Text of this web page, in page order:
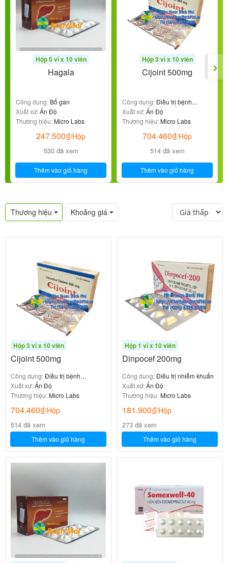
Hộp 5 vỉ x 10 viên
Hagala
Công dụng: Bổ gan
Xuất xứ:Ấn Độ
Thương hiệu:Micro Labs
247.500₫/Hộp
530 đã xem
Thêm vào giỏ hàng
Hộp 3 vỉ x 10 viên
Cijoint 500mg
Công dụng:Điều trị bệnh
Alzheimer
Xuất xứ:Ấn Độ
Thương hiệu:Micro Labs
704.460₫/Hộp
514 đã xem
Thêm vào giỏ hàng
›
Thương hiệu Khoảng giá
Hộp 3 vỉ x 10 viên
Cijoint 500mg
Công dụng:Điều trị bệnh
Alzheimer
Xuất xứ:Ấn Độ
Thương hiệu:Micro Labs
704.460₫/Hộp
514 đã xem
Thêm vào giỏ hàng
Hộp 1 vỉ x 10 viên
Dinpocef 200mg
Công dụng:Điều trị nhiễm khuẩn
Xuất xứ:Ấn Độ
Thương hiệu:Micro Labs
181.900₫/Hộp
273 đã xem
Thêm vào giỏ hàng